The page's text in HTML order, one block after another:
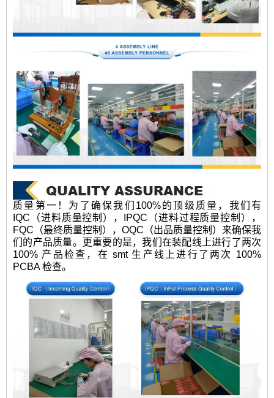
质量第一！为了确保我们100%的顶级质量，我们有
IQC（进料质量控制），IPQC（进料过程质量控制），
FQC（最终质量控制），OQC（出品质量控制）来确保我
们的产品质量。更重要的是，我们在装配线上进行了两次
100% 产品检查，在 smt 生产线上进行了两次 100%
PCBA 检查。